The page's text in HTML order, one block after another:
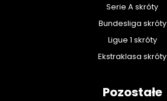
Serie A skróty
Bundesliga skróty
Ligue 1 skróty
Ekstraklasa skróty
Pozostałe